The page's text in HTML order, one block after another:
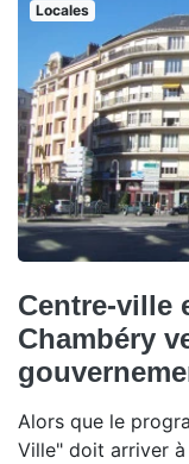
Locales
Centre-ville
Chambéry
Alors que le
Ville" doit arriver